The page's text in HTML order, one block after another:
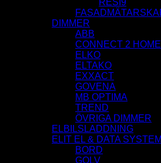
RESI9
DIMMER
ABB
CONNECT 2 HOME
ELKO
ELTAKO
EXXACT
GOVENA
MB OPTIMA
TREND
ÖVRIGA DIMMER
ELBILSLADDNING
ELIT EL & DATA SYSTEM
BORD
GOLV